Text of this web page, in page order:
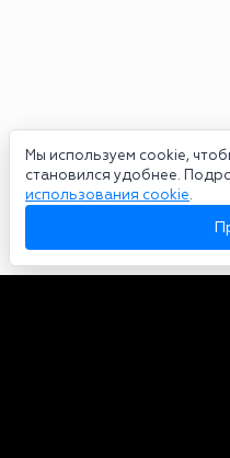
Мы используем cookie,
становился удобнее.
использования cookie.